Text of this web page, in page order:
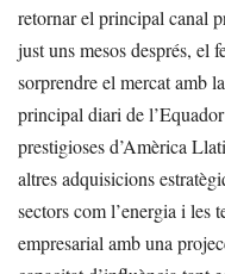
retornar el principal canal
just uns mesos després, el
sorprendre el mercat amb
principal diari de
prestigioses d’Amèrica
altres adquisicions
sectors com l’energia i les
empresarial amb una